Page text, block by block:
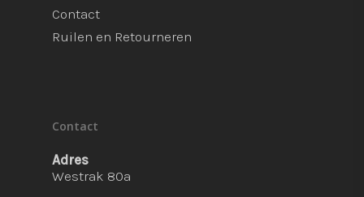
Contact
Ruilen en Retourneren
Contact
Adres
Westrak 80a